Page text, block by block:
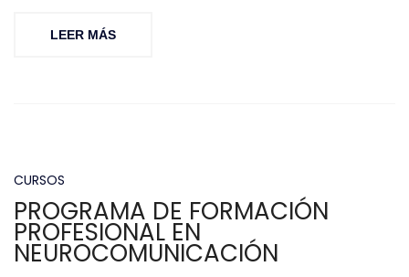
LEER MÁS
CURSOS
PROGRAMA DE FORMACIÓN
PROFESIONAL EN
NEUROCOMUNICACIÓN